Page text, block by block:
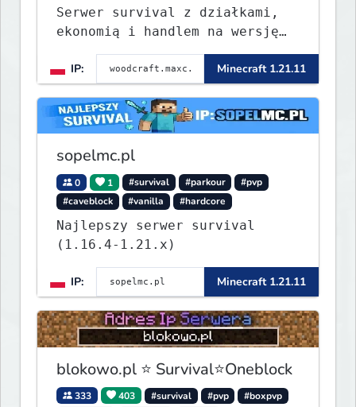
Serwer survival z działkami,
ekonomią i handlem na wersję
1.8 - 26.1.1. Rekru ON
IP:
Minecraft 1.21.11
sopelmc.pl
0 1 #survival #parkour
#pvp
#caveblock
#vanilla #hardcore
Najlepszy serwer survival
(1.16.4-1.21.x)
IP: Minecraft 1.21.11
blokowo.pl ⭐ Survival⭐Oneblock
333 403 #survival #pvp
#boxpvp